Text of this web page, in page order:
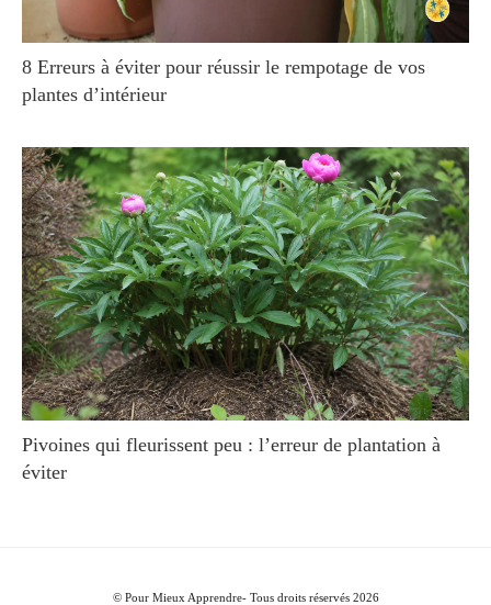
8 Erreurs à éviter pour réussir le rempotage de vos
plantes d’intérieur
Pivoines qui fleurissent peu : l’erreur de plantation à
éviter
© Pour Mieux Apprendre- Tous droits réservés 2026